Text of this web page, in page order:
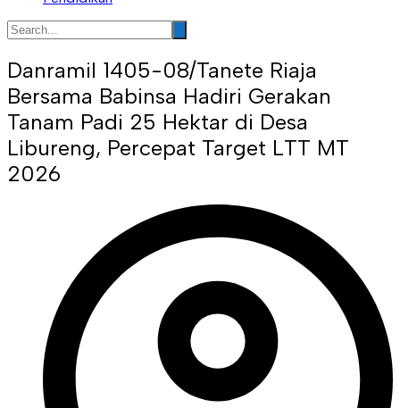
Danramil 1405-08/Tanete Riaja
Bersama Babinsa Hadiri Gerakan
Tanam Padi 25 Hektar di Desa
Libureng, Percepat Target LTT MT
2026